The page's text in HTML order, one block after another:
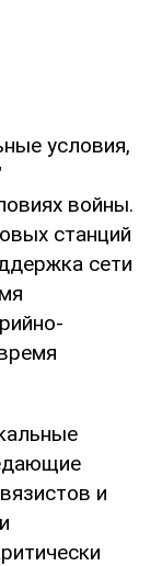
условия,
войны.
станций
сети
и